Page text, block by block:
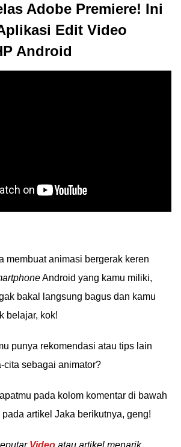
Adobe Premiere! Ini
Edit Video
Android
membuat animasi bergerak keren
Android yang kamu miliki,
bakal langsung bagus dan kamu
belajar, kok!
punya rekomendasi atau tips lain
cita sebagai animator?
pada kolom komentar di bawah
artikel Jaka berikutnya, geng!